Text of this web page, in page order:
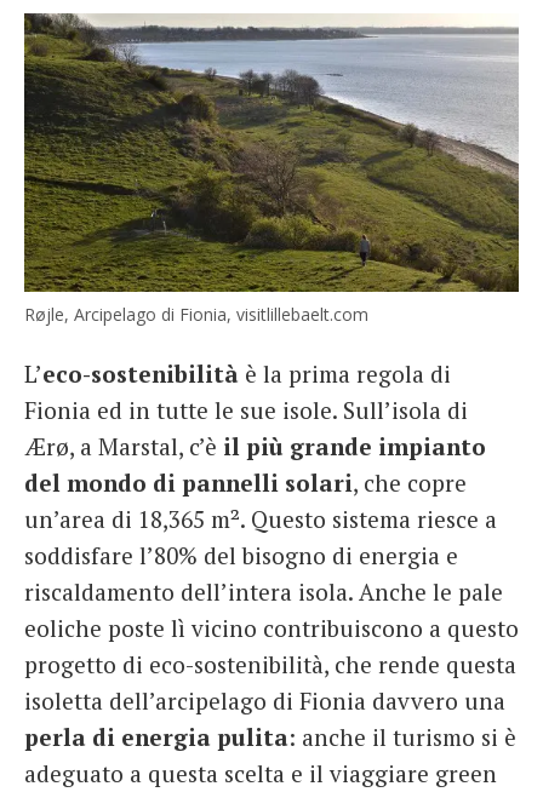
Røjle, Arcipelago di Fionia, visitlillebaelt.com
L’eco-sostenibilità è la prima regola di
Fionia ed in tutte le sue isole. Sull’isola di
Ærø, a Marstal, c’è il più grande impianto
del mondo di pannelli solari, che copre
un’area di 18,365 m². Questo sistema riesce a
soddisfare l’80% del bisogno di energia e
riscaldamento dell’intera isola. Anche le pale
eoliche poste lì vicino contribuiscono a questo
progetto di eco-sostenibilità, che rende questa
isoletta dell’arcipelago di Fionia davvero una
perla di energia pulita: anche il turismo si è
adeguato a questa scelta e il viaggiare green